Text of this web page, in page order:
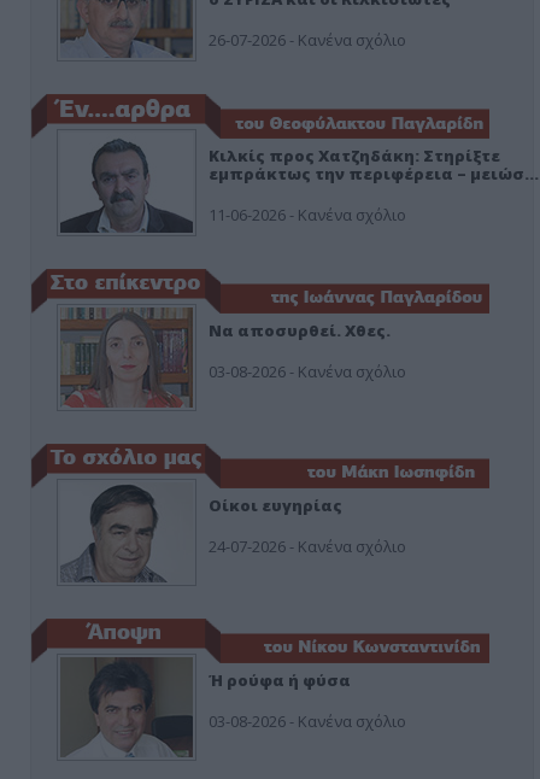
26-07-2026 - Κανένα σχόλιο
Κιλκίς προς Χατζηδάκη: Στηρίξτε
εμπράκτως την περιφέρεια – μειώσ…
11-06-2026 - Κανένα σχόλιο
Να αποσυρθεί. Χθες.
03-08-2026 - Κανένα σχόλιο
Οίκοι ευγηρίας
24-07-2026 - Κανένα σχόλιο
Ή ρούφα ή φύσα
03-08-2026 - Κανένα σχόλιο